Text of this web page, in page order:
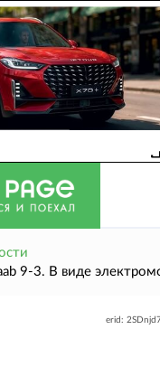
9-3. В виде
erid: